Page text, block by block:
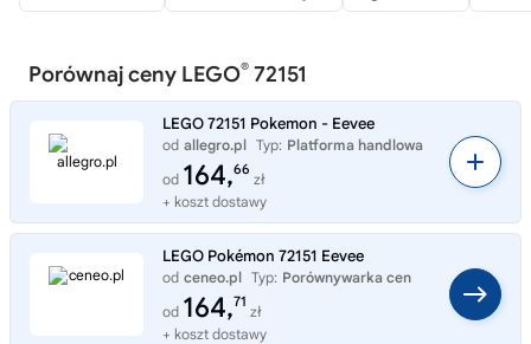
Porównaj ceny LEGO® 72151
LEGO 72151 Pokemon - Eevee
od allegro.pl Typ: Platforma handlowa
od 164,66
zł
+ koszt dostawy
LEGO Pokémon 72151 Eevee
od ceneo.pl Typ: Porównywarka cen
od 164,71
zł
+ koszt dostawy